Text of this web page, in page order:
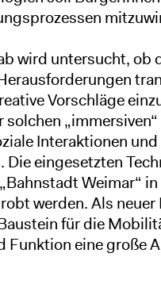
wird untersucht, ob
Vorschläge
solchen
Interaktionen
eingesetzten
Weimar“ in
werden. Als
für die
Funktion eine große